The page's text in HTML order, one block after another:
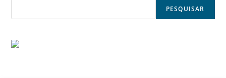
PESQUISAR